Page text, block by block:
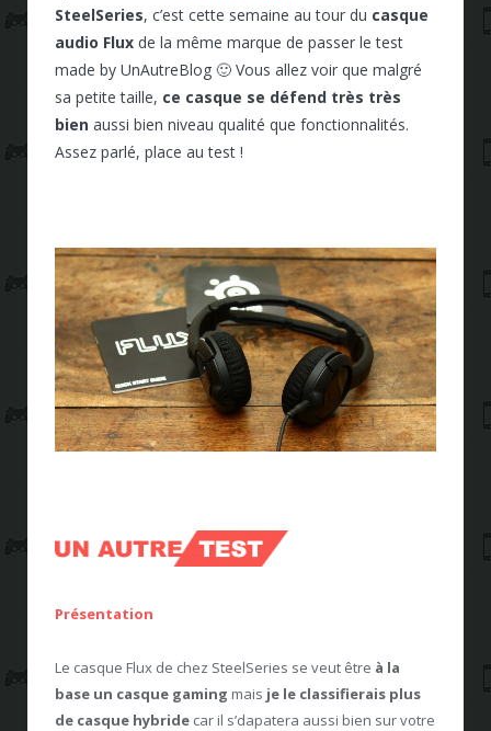
SteelSeries, c’est cette semaine au tour du casque
audio Flux de la même marque de passer le test
made by UnAutreBlog 🙂 Vous allez voir que malgré
sa petite taille, ce casque se défend très très
bien aussi bien niveau qualité que fonctionnalités.
Assez parlé, place au test !
Présentation
Le casque Flux de chez SteelSeries se veut être à la
base un casque gaming mais je le classifierais plus
de casque hybride car il s’dapatera aussi bien sur votre